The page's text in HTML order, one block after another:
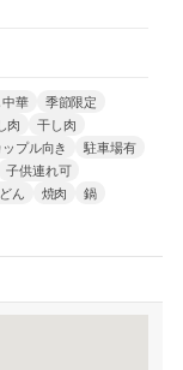
華
季節限定
肉
干し肉
プル向き
駐車場有
子供連れ可
ん 焼肉
鍋